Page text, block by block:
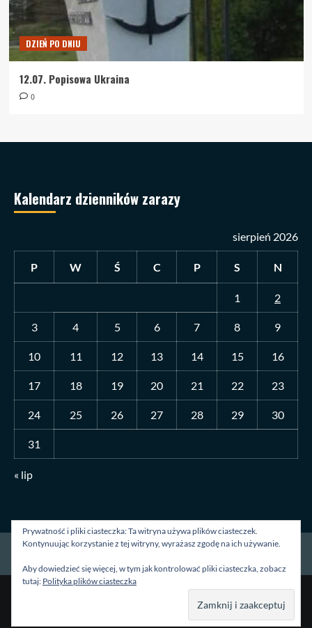
DZIEŃ PO DNIU
12.07. Popisowa Ukraina
0
Kalendarz dzienników zarazy
sierpień 2026
P W Ś C P S N
1 2
3 4 5 6 7 8 9
10 11 12 13 14 15 16
17 18 19 20 21 22 23
24 25 26 27 28 29 30
31
« lip
Strona główna O mnie Blog Kontakt
Prywatność i pliki ciasteczka: Ta witryna używa plików ciasteczek.
Kontynuując korzystanie z tej witryny, wyrażasz zgodę na ich używanie.
Aby dowiedzieć się więcej, w tym jak kontrolować pliki ciasteczka, zobacz
tutaj: Polityka plików ciasteczka